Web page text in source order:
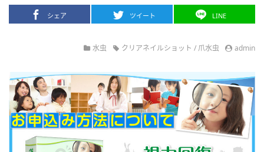
シェア ツイート LINE
水虫 クリアネイルショット /爪水虫 admin